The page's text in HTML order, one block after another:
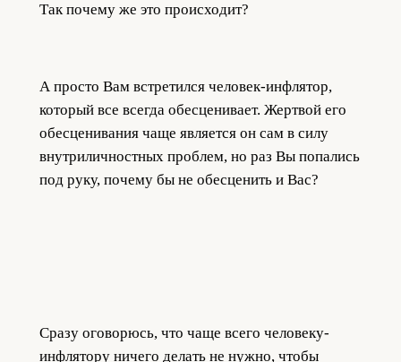
Так почему же это происходит?
А просто Вам встретился человек-инфлятор,
который все всегда обесценивает. Жертвой его
обесценивания чаще является он сам в силу
внутриличностных проблем, но раз Вы попались
под руку, почему бы не обесценить и Вас?
Сразу оговорюсь, что чаще всего человеку-
инфлятору ничего делать не нужно, чтобы